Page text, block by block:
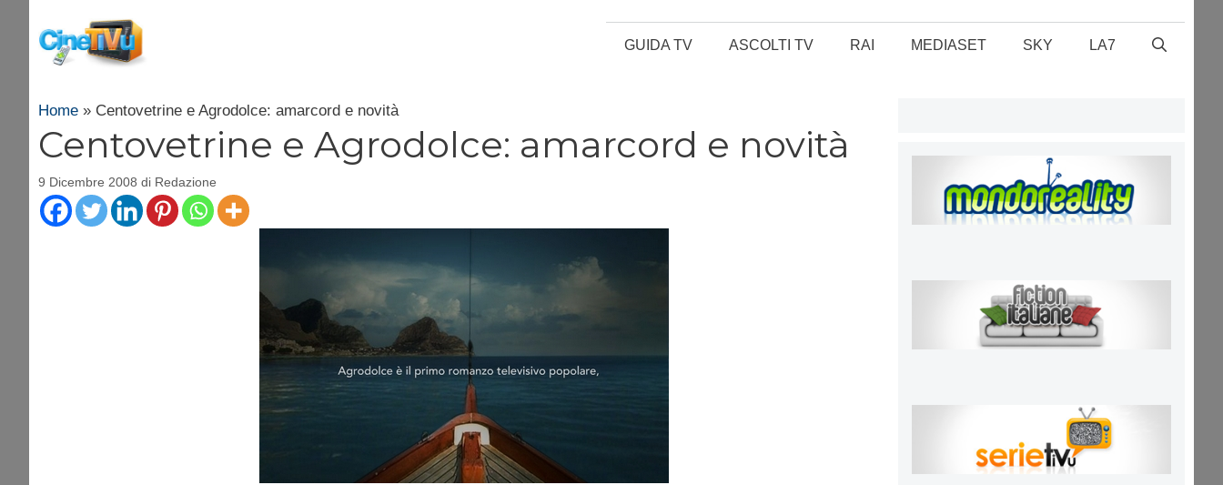
contenuto
GUIDA TV ASCOLTI TV RAI MEDIASET SKY LA7
Home » Centovetrine e Agrodolce: amarcord e novità
Centovetrine e Agrodolce: amarcord e novità
9 Dicembre 2008 di Redazione